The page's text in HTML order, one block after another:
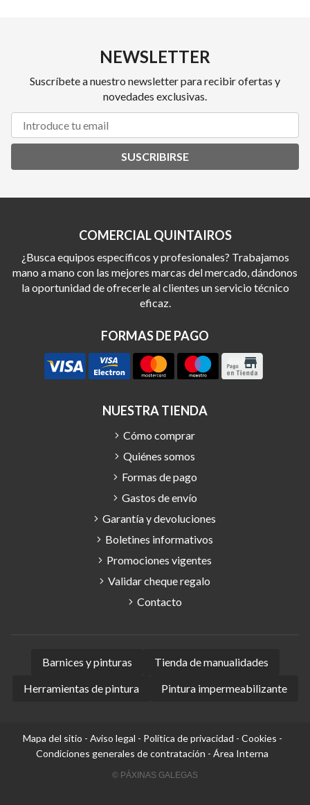
NEWSLETTER
Suscríbete a nuestro newsletter para recibir ofertas y
novedades exclusivas.
SUSCRIBIRSE
COMERCIAL QUINTAIROS
¿Busca equipos específicos y profesionales? Trabajamos
mano a mano con las mejores marcas del mercado, dándonos
la oportunidad de ofrecerle al clientes un servicio técnico
eficaz.
FORMAS DE PAGO
NUESTRA TIENDA
Cómo comprar
Quiénes somos
Formas de pago
Gastos de envío
Garantía y devoluciones
Boletines informativos
Promociones vigentes
Validar cheque regalo
Contacto
Barnices y pinturas
Tienda de manualidades
Herramientas de pintura
Pintura impermeabilizante
Mapa del sitio - Aviso legal - Política de privacidad - Cookies -
Condiciones generales de contratación - Área Interna
© PÁXINAS GALEGAS